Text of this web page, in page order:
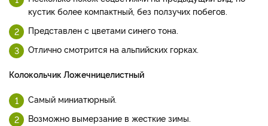
кустик более компактный, без ползучих побегов.
Представлен с цветами синего тона.
Отлично смотрится на альпийских горках.
Колокольчик Ложечницелистный
Самый миниатюрный.
Возможно вымерзание в жесткие зимы.